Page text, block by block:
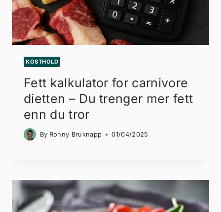
KOSTHOLD
Fett kalkulator for carnivore
dietten – Du trenger mer fett
enn du tror
By Ronny Bruknapp 01/04/2025